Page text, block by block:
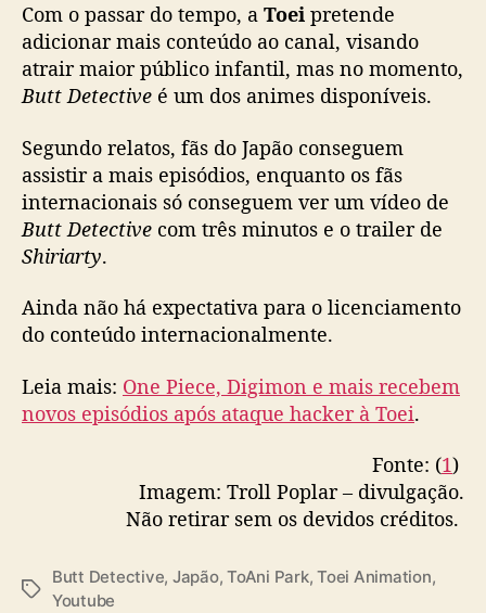
n
a
i
f
n
t
o
u
T
u
Com o passar do tempo, a Toei pretende
adicionar mais conteúdo ao canal, visando
atrair maior público infantil, mas no momento,
Butt Detective é um dos animes disponíveis.
Segundo relatos, fãs do Japão conseguem
assistir a mais episódios, enquanto os fãs
internacionais só conseguem ver um vídeo de
Butt Detective com três minutos e o trailer de
Shiriarty.
Ainda não há expectativa para o licenciamento
do conteúdo internacionalmente.
Leia mais: One Piece, Digimon e mais recebem
novos episódios após ataque hacker à Toei.
Fonte: (1)
Imagem: Troll Poplar – divulgação.
Não retirar sem os devidos créditos.
T
Butt Detective, Japão,ToAni Park,Toei Animation,
Youtube